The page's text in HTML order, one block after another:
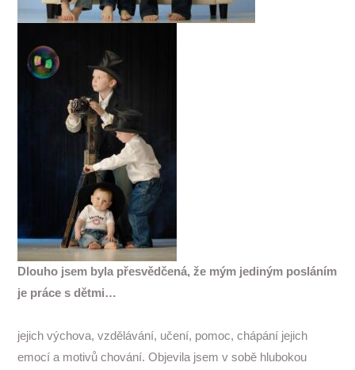
Dlouho jsem byla přesvědčená, že mým jediným posláním
je práce s dětmi…
jejich výchova, vzdělávání, učení, pomoc, chápání jejich
emocí a motivů chování. Objevila jsem v sobě hlubokou